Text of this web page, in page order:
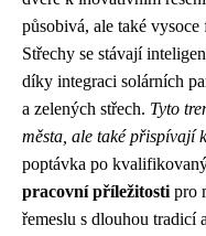
působivá, ale také
Střechy se stávají
díky integraci solárních
a zelených střech. Tyto
města, ale také přispívají
poptávka po
pracovní příležitosti pro
řemeslu s dlouhou tradicí